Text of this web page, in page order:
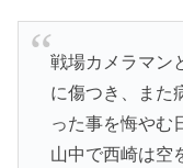
戦場カメラマン
に傷つき、また
った事を悔やむ
山中で西崎は空